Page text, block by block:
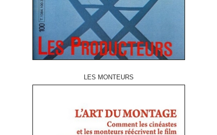
LES MONTEURS